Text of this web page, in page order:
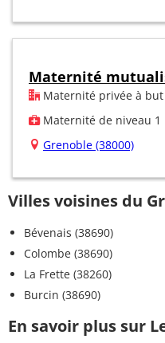
Maternité
Maternité privée à
Maternité de niveau 1
Grenoble (38000)
Villes voisines du
Bévenais (38690)
Colombe (38690)
La Frette (38260)
Burcin (38690)
En savoir plus sur